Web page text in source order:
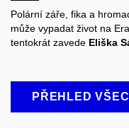
Polární záře, fika a
může vypadat život na
tentokrát zavede Eliška
PŘEHLED